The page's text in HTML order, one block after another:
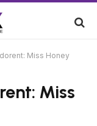
Miss Honey
Miss